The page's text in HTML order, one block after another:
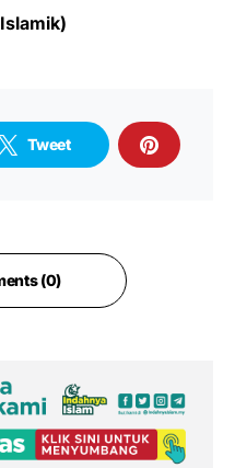
Tweet
(0)